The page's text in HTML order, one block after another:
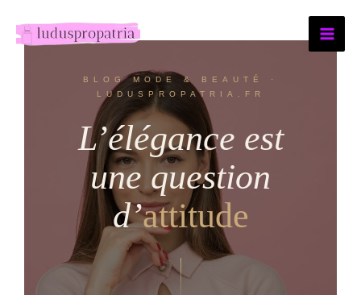
BLOG MODE & BEAUTÉ ·
LUDUSPROPATRIA.FR
L’élégance est
une question
d’attitude